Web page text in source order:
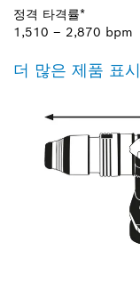
정격 타격률*
1,510 – 2,870 bpm
더 많은 제품 표시